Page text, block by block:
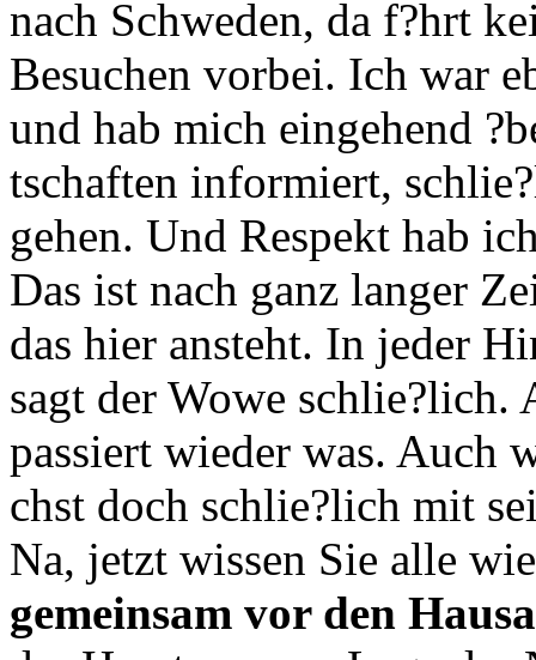
nach Schweden, da f?hrt
Besuchen vorbei. Ich war
und hab mich eingehend
tschaften informiert,
gehen. Und Respekt hab
Das ist nach ganz langer
das hier ansteht. In jeder
sagt der Wowe
passiert wieder was. Auch
chst doch schlie?lich mit
Na, jetzt wissen Sie alle
gemeinsam vor den